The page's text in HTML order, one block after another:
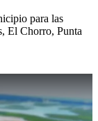
para las
El Chorro, Punta